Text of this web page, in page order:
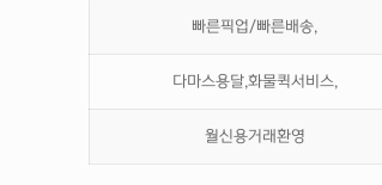
빠른픽업/빠른배송,
다마스용달,화물퀵서비스,
월신용거래환영